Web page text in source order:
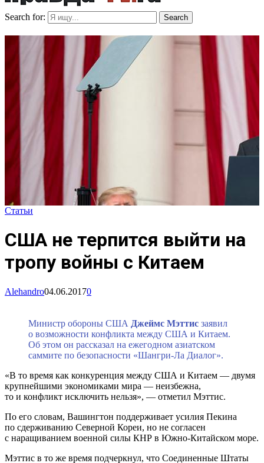
Search for: Search
Статьи
США не терпится выйти на
тропу войны с Китаем
Alehandro04.06.20170
Министр обороны США Джеймс Мэттис заявил
о возможности конфликта между США и Китаем.
Об этом он рассказал на ежегодном азиатском
саммите по безопасности «Шангри-Ла Диалог».
«В то время как конкуренция между США и Китаем — двумя
крупнейшими экономиками мира — неизбежна,
то и конфликт исключить нельзя», — отметил Мэттис.
По его словам, Вашингтон поддерживает усилия Пекина
по сдерживанию Северной Кореи, но не согласен
с наращиванием военной силы КНР в Южно-Китайском море.
Мэттис в то же время подчеркнул, что Соединенные Штаты